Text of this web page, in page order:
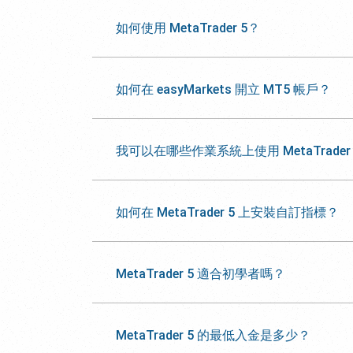
如何使用 MetaTrader 5？
如何在 easyMarkets 開立 MT5 帳戶？
我可以在哪些作業系統上使用 MetaTrader
如何在 MetaTrader 5 上安裝自訂指標？
MetaTrader 5 適合初學者嗎？
MetaTrader 5 的最低入金是多少？